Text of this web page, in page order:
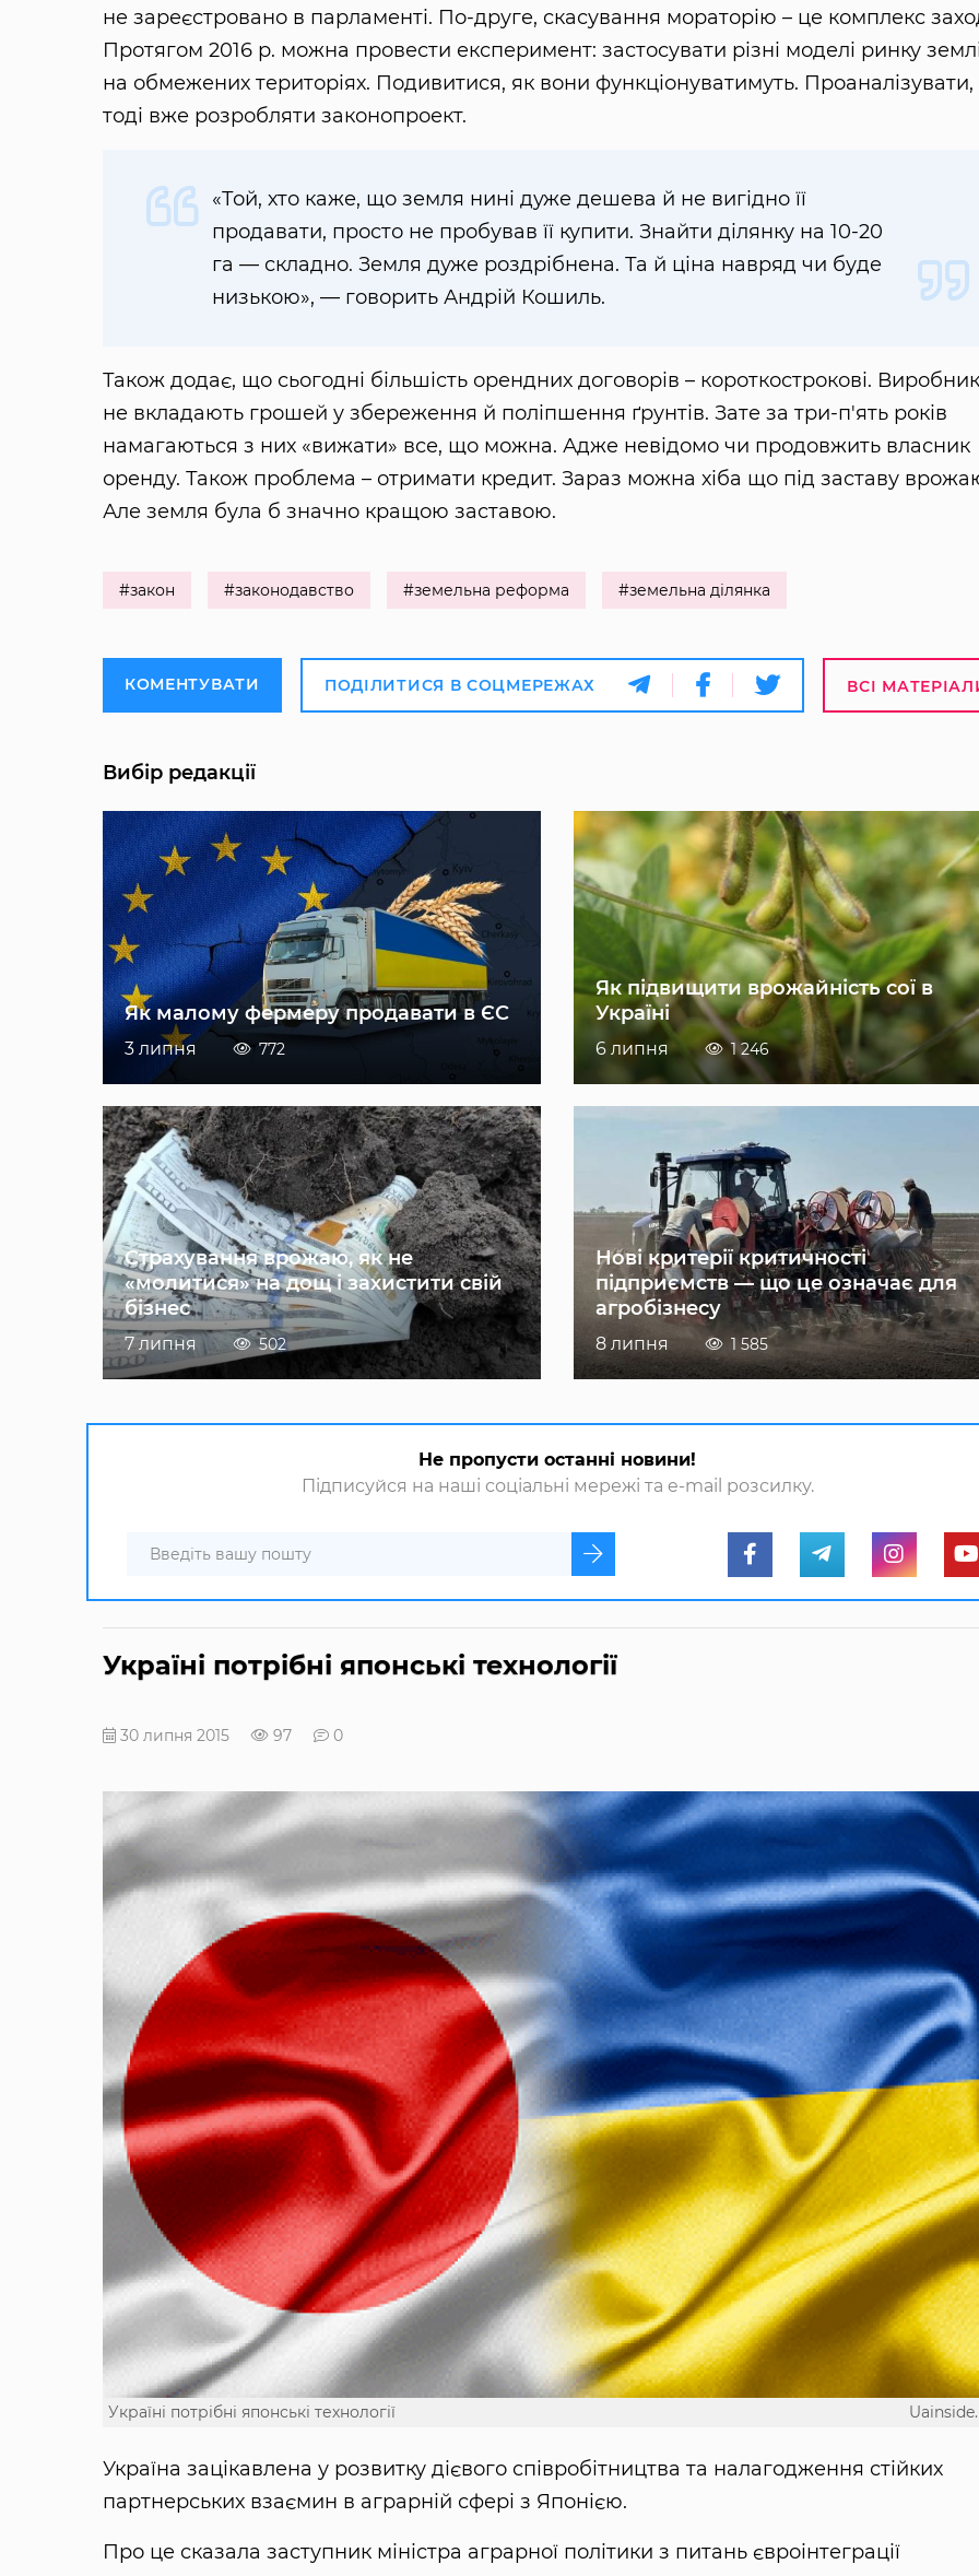
не зареєстровано в парламенті. По-друге, скасування мораторію – це комплекс
Протягом 2016 р. можна провести експеримент: застосувати різні моделі ринку
на обмежених територіях. Подивитися, як вони функціонуватимуть. Проаналізувати,
тоді вже розробляти законопроект.
«Той, хто каже, що земля нині дуже дешева й не вигідно її
продавати, просто не пробував її купити. Знайти ділянку на 10-20
га — складно. Земля дуже роздрібнена. Та й ціна навряд чи буде
низькою», — говорить Андрій Кошиль.
Також додає, що сьогодні більшість орендних договорів – короткострокові.
не вкладають грошей у збереження й поліпшення ґрунтів. Зате за три-п'ять років
намагаються з них «вижати» все, що можна. Адже невідомо чи продовжить власник
оренду. Також проблема – отримати кредит. Зараз можна хіба що під заставу
Але земля була б значно кращою заставою.
#закон #законодавство #земельна реформа #земельна ділянка
КОМЕНТУВАТИ ПОДІЛИТИСЯ В СОЦМЕРЕЖАХ ВСІ
Вибір редакції
Як малому фермеру продавати в ЄС
3 липня 772
Як підвищити врожайність сої в
Україні
6 липня 1 246
Страхування врожаю, як не
«молитися» на дощ і захистити свій
бізнес
7 липня 502
Нові критерії критичності
підприємств — що це означає для
агробізнесу
8 липня 1 585
Не пропусти останні новини!
Підписуйся на наші соціальні мережі та e-mail розсилку.
Україні потрібні японські технології
30 липня 2015 97 0
Україні потрібні японські технології
Україна зацікавлена у розвитку дієвого співробітництва та налагодження стійких
партнерських взаємин в аграрній сфері з Японією.
Про це сказала заступник міністра аграрної політики з питань євроінтеграції